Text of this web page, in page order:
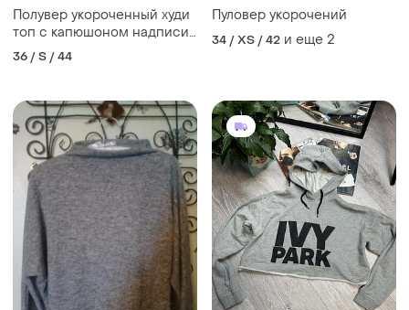
Полувер укороченный худи
топ с капюшоном надписи
review
36 / S / 44
Пуловер укорочений
34 / XS / 42 и еще 2